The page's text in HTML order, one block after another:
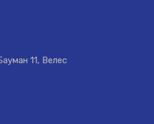
11, Велес